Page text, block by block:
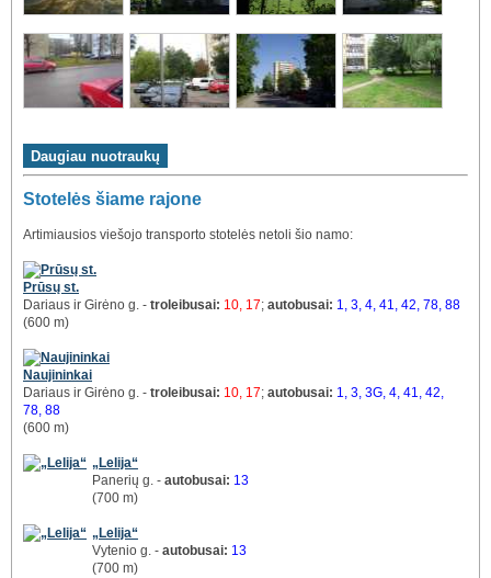
Stotelės šiame rajone
Artimiausios viešojo transporto stotelės netoli šio namo:
Prūsų st.
Dariaus ir Girėno g. - troleibusai: 10, 17; autobusai: 1, 3, 4, 41, 42, 78, 88
(600 m)
Naujininkai
Dariaus ir Girėno g. - troleibusai: 10, 17; autobusai: 1, 3, 3G, 4, 41, 42,
78, 88
(600 m)
„Lelija“
Panerių g. - autobusai: 13
(700 m)
„Lelija“
Vytenio g. - autobusai: 13
(700 m)